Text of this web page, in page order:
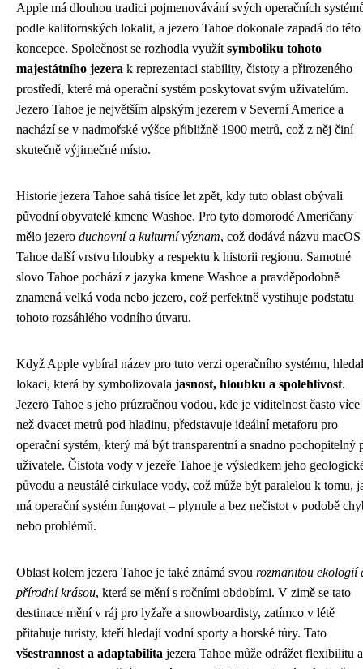
Apple má dlouhou tradici pojmenovávání svých operačních
podle kalifornských lokalit, a jezero Tahoe dokonale zapadá do této
koncepce. Společnost se rozhodla využít symboliku tohoto
majestátního jezera k reprezentaci stability, čistoty a přirozeného
prostředí, které má operační systém poskytovat svým uživatelům.
Jezero Tahoe je největším alpským jezerem v Severní Americe a
nachází se v nadmořské výšce přibližně 1900 metrů, což z něj činí
skutečně výjimečné místo.
Historie jezera Tahoe sahá tisíce let zpět, kdy tuto oblast obývali
původní obyvatelé kmene Washoe. Pro tyto domorodé Američany
mělo jezero duchovní a kulturní význam, což dodává názvu macOS
Tahoe další vrstvu hloubky a respektu k historii regionu. Samotné
slovo Tahoe pochází z jazyka kmene Washoe a pravděpodobně
znamená velká voda nebo jezero, což perfektně vystihuje podstatu
tohoto rozsáhlého vodního útvaru.
Když Apple vybíral název pro tuto verzi operačního systému, hledal
lokaci, která by symbolizovala jasnost, hloubku a spolehlivost.
Jezero Tahoe s jeho průzračnou vodou, kde je viditelnost často více
než dvacet metrů pod hladinu, představuje ideální metaforu pro
operační systém, který má být transparentní a snadno pochopitelný
uživatele. Čistota vody v jezeře Tahoe je výsledkem jeho
původu a neustálé cirkulace vody, což může být paralelou k tomu,
má operační systém fungovat – plynule a bez nečistot v podobě
nebo problémů.
Oblast kolem jezera Tahoe je také známá svou rozmanitou ekologií
přírodní krásou, která se mění s ročními obdobími. V zimě se tato
destinace mění v ráj pro lyžaře a snowboardisty, zatímco v létě
přitahuje turisty, kteří hledají vodní sporty a horské túry. Tato
všestrannost a adaptabilita jezera Tahoe může odrážet flexibilitu a